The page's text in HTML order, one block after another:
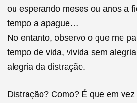
ou esperando meses ou anos a
tempo a apague…
No entanto, observo o que me
tempo de vida, vivida sem
alegria da distração.
Distração? Como? É que em